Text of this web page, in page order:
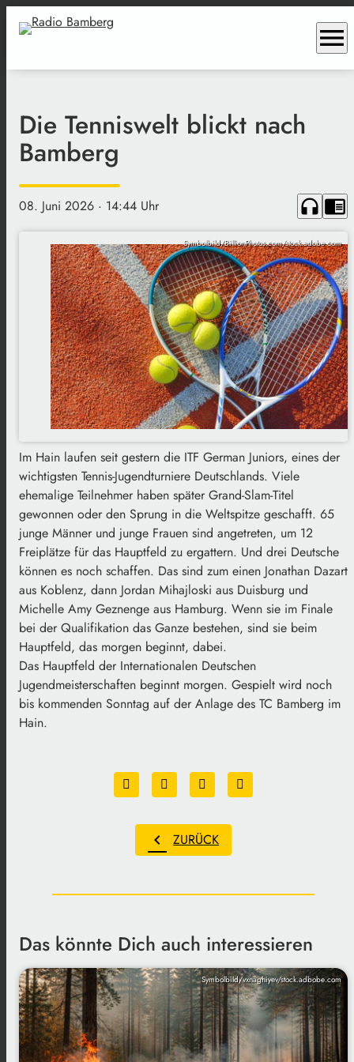
menu
Die Tenniswelt blickt nach
Bamberg
08. Juni 2026 · 14:44 Uhr headphones chrome_reader_mode
Symbolbild/BillionPhotos.com/stock.adobe.com
Im Hain laufen seit gestern die ITF German Juniors, eines der
wichtigsten Tennis-Jugendturniere Deutschlands. Viele
ehemalige Teilnehmer haben später Grand-Slam-Titel
gewonnen oder den Sprung in die Weltspitze geschafft. 65
junge Männer und junge Frauen sind angetreten, um 12
Freiplätze für das Hauptfeld zu ergattern. Und drei Deutsche
können es noch schaffen. Das sind zum einen Jonathan Dazart
aus Koblenz, dann Jordan Mihajloski aus Duisburg und
Michelle Amy Geznenge aus Hamburg. Wenn sie im Finale
bei der Qualifikation das Ganze bestehen, sind sie beim
Hauptfeld, das morgen beginnt, dabei.
Das Hauptfeld der Internationalen Deutschen
Jugendmeisterschaften beginnt morgen. Gespielt wird noch
bis kommenden Sonntag auf der Anlage des TC Bamberg im
Hain.
chevron_left ZURÜCK
Das könnte Dich auch interessieren
Symbolbild/vxnaghiyev/stock.adbobe.com